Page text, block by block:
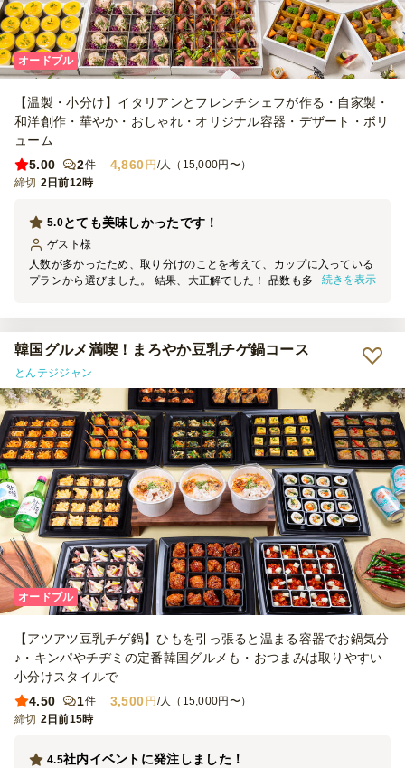
オードブル
【温製・小分け】イタリアンとフレンチシェフが作る・自家製・
和洋創作・華やか・おしゃれ・オリジナル容器・デザート・ボリ
ューム
5.00
2件 4,860 円/人（15,000円〜）
締切 2日前12時
とても美味しかったです！
5.0
ゲスト 様
人数が多かったため、取り分けのことを考えて、カップに入っている
プランから選びました。 結果、大正解でした！ 品数も多く、全てと
続きを表示
韓国グルメ満喫！まろやか豆乳チゲ鍋コース
とんテジジャン
オードブル
【アツアツ豆乳チゲ鍋】ひもを引っ張ると温まる容器でお鍋気分
♪・キンパやチヂミの定番韓国グルメも・おつまみは取りやすい
小分けスタイルで
4.50
1件 3,500 円 /人（15,000円〜）
締切 2日前15時
社内イベントに発注しました！
4.5